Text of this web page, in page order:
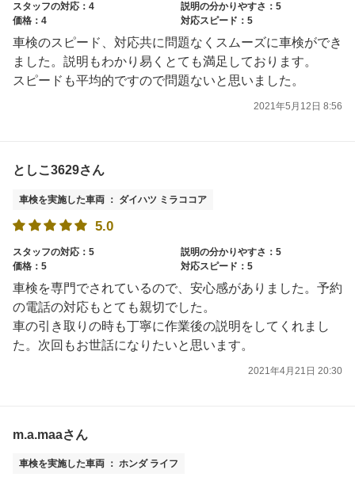
スタッフの対応：4
説明の分かりやすさ：5
価格：4
対応スピード：5
車検のスピード、対応共に問題なくスムーズに車検ができ
ました。説明もわかり易くとても満足しております。
スピードも平均的ですので問題ないと思いました。
2021年5月12日 8:56
としこ3629さん
車検を実施した車両 ： ダイハツ ミラココア
5.0
スタッフの対応：5
説明の分かりやすさ：5
価格：5
対応スピード：5
車検を専門でされているので、安心感がありました。予約
の電話の対応もとても親切でした。
車の引き取りの時も丁寧に作業後の説明をしてくれまし
た。次回もお世話になりたいと思います。
2021年4月21日 20:30
m.a.maaさん
車検を実施した車両 ： ホンダ ライフ